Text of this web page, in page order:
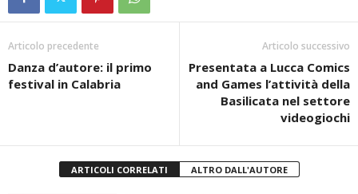
Articolo precedente
Danza d’autore: il primo
festival in Calabria
Articolo successivo
Presentata a Lucca Comics
and Games l’attività della
Basilicata nel settore
videogiochi
ARTICOLI CORRELATI ALTRO DALL'AUTORE